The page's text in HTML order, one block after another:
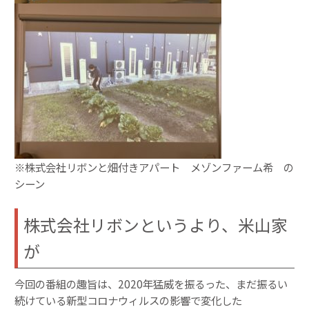
※株式会社リボンと畑付きアパート メゾンファーム希 の
シーン
株式会社リボンというより、米山家
が
今回の番組の趣旨は、2020年猛威を振るった、まだ振るい
続けている新型コロナウィルスの影響で変化した